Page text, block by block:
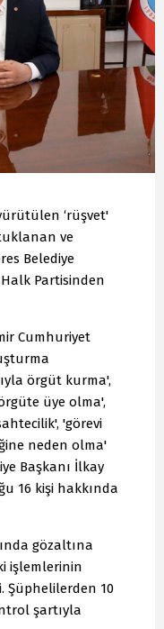
‘rüşvet'
ve
Belediye
Partisinden
Cumhuriyet
örgüt kurma',
üye olma',
'görevi
neden olma'
Başkanı İlkay
16 kişi hakkında
gözaltına
işlemlerinin
Şüphelilerden 10
şartıyla